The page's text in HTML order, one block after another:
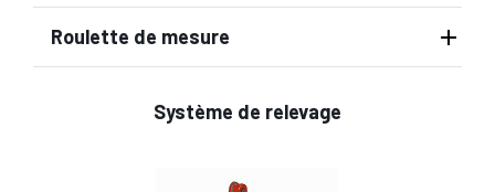
Roulette de mesure
Système de relevage